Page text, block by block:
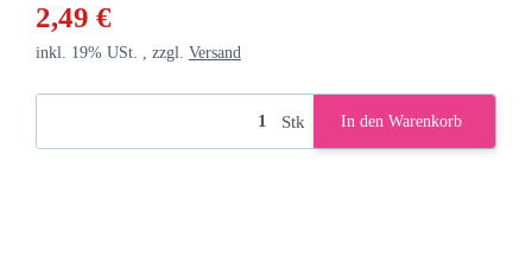
2,49 €
inkl. 19% USt. , zzgl. Versand
Stk In den Warenkorb